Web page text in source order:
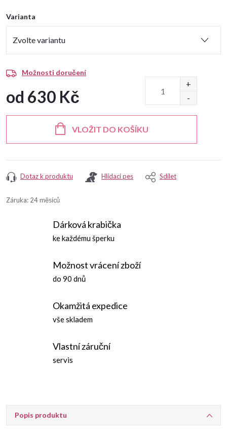
Varianta
Možnosti doručení
od 630 Kč
VLOŽIT DO KOŠÍKU
Dotaz k produktu Hlídací pes Sdílet
Záruka: 24 měsíců
Dárková krabička
ke každému šperku
Možnost vrácení zboží
do 90 dnů
Okamžitá expedice
vše skladem
Vlastní záruční
servis
Popis produktu